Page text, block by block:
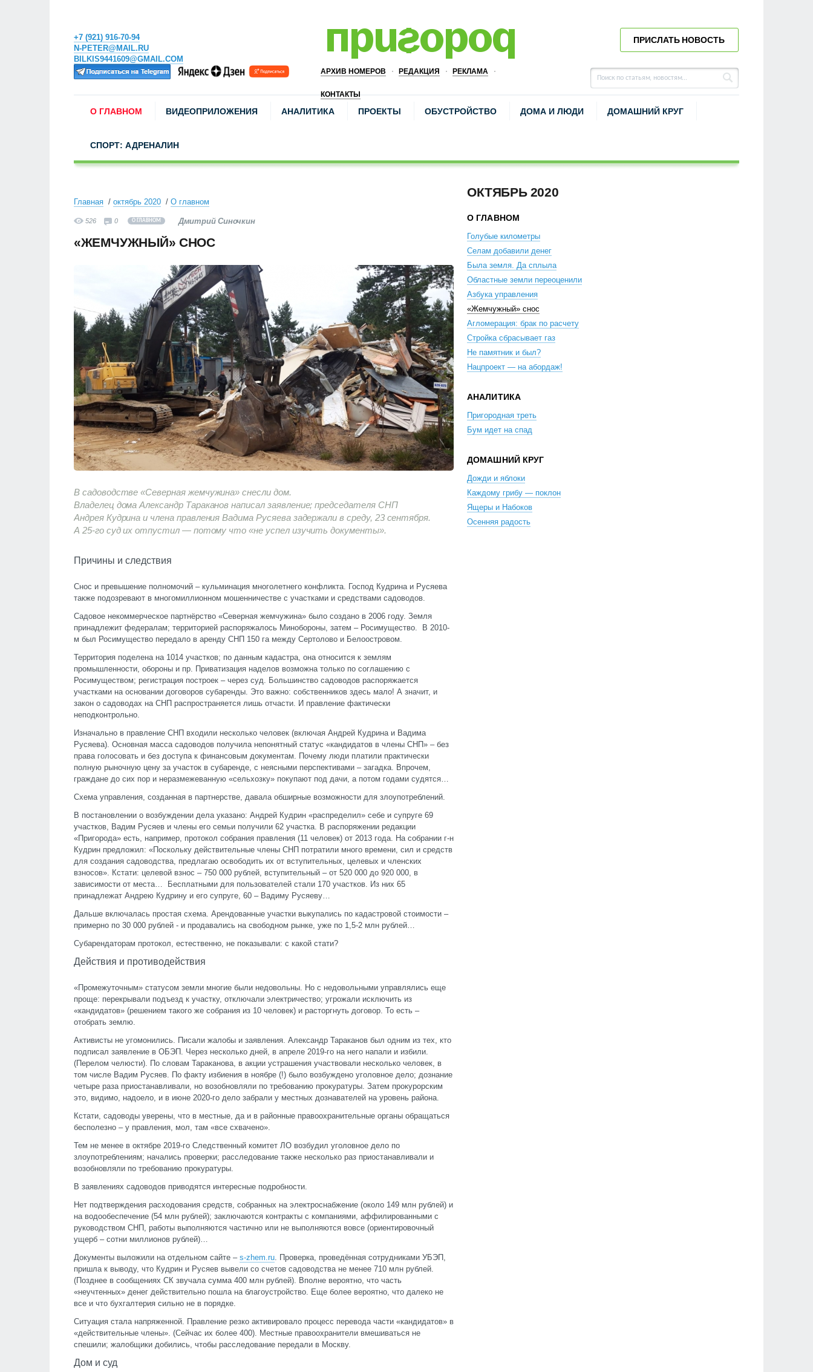
+7 (921) 916-70-94
N-PETER@MAIL.RU
BILKIS9441609@GMAIL.COM
АРХИВ НОМЕРОВ РЕДАКЦИЯ РЕКЛАМА
КОНТАКТЫ
ПРИСЛАТЬ НОВОСТЬ
О ГЛАВНОМ ВИДЕОПРИЛОЖЕНИЯ АНАЛИТИКА ПРОЕКТЫ ОБУСТРОЙСТВО ДОМА И ЛЮДИ ДОМАШНИЙ КРУГ
СПОРТ: АДРЕНАЛИН
Главная октябрь 2020 О главном
526 0 О ГЛАВНОМ Дмитрий Синочкин
«ЖЕМЧУЖНЫЙ» СНОС
В садоводстве «Северная жемчужина» снесли дом.
Владелец дома Александр Тараканов написал заявление; председателя СНП
Андрея Кудрина и члена правления Вадима Русяева задержали в среду, 23 сентября.
А 25-го суд их отпустил — потому что «не успел изучить документы».
Причины и следствия
Снос и превышение полномочий – кульминация многолетнего конфликта. Господ Кудрина и Русяева
также подозревают в многомиллионном мошенничестве с участками и средствами садоводов.
Садовое некоммерческое партнёрство «Северная жемчужина» было создано в 2006 году. Земля
принадлежит федералам; территорией распоряжалось Минобороны, затем – Росимущество. В 2010-
м был Росимущество передало в аренду СНП 150 га между Сертолово и Белоостровом.
Территория поделена на 1014 участков; по данным кадастра, она относится к землям
промышленности, обороны и пр. Приватизация наделов возможна только по соглашению с
Росимуществом; регистрация построек – через суд. Большинство садоводов распоряжается
участками на основании договоров субаренды. Это важно: собственников здесь мало! А значит, и
закон о садоводах на СНП распространяется лишь отчасти. И правление фактически
неподконтрольно.
Изначально в правление СНП входили несколько человек (включая Андрей Кудрина и Вадима
Русяева). Основная масса садоводов получила непонятный статус «кандидатов в члены СНП» – без
права голосовать и без доступа к финансовым документам. Почему люди платили практически
полную рыночную цену за участок в субаренде, с неясными перспективами – загадка. Впрочем,
граждане до сих пор и неразмежеванную «сельхозку» покупают под дачи, а потом годами судятся…
Схема управления, созданная в партнерстве, давала обширные возможности для злоупотреблений.
В постановлении о возбуждении дела указано: Андрей Кудрин «распределил» себе и супруге 69
участков, Вадим Русяев и члены его семьи получили 62 участка. В распоряжении редакции
«Пригорода» есть, например, протокол собрания правления (11 человек) от 2013 года. На собрании г-н
Кудрин предложил: «Поскольку действительные члены СНП потратили много времени, сил и средств
для создания садоводства, предлагаю освободить их от вступительных, целевых и членских
взносов». Кстати: целевой взнос – 750 000 рублей, вступительный – от 520 000 до 920 000, в
зависимости от места… Бесплатными для пользователей стали 170 участков. Из них 65
принадлежат Андрею Кудрину и его супруге, 60 – Вадиму Русяеву…
Дальше включалась простая схема. Арендованные участки выкупались по кадастровой стоимости –
примерно по 30 000 рублей - и продавались на свободном рынке, уже по 1,5-2 млн рублей…
Субарендаторам протокол, естественно, не показывали: с какой стати?
Действия и противодействия
«Промежуточным» статусом земли многие были недовольны. Но с недовольными управлялись еще
проще: перекрывали подъезд к участку, отключали электричество; угрожали исключить из
«кандидатов» (решением такого же собрания из 10 человек) и расторгнуть договор. То есть –
отобрать землю.
Активисты не угомонились. Писали жалобы и заявления. Александр Тараканов был одним из тех, кто
подписал заявление в ОБЭП. Через несколько дней, в апреле 2019-го на него напали и избили.
(Перелом челюсти). По словам Тараканова, в акции устрашения участвовали несколько человек, в
том числе Вадим Русяев. По факту избиения в ноябре (!) было возбуждено уголовное дело; дознание
четыре раза приостанавливали, но возобновляли по требованию прокуратуры. Затем прокурорским
это, видимо, надоело, и в июне 2020-го дело забрали у местных дознавателей на уровень района.
Кстати, садоводы уверены, что в местные, да и в районные правоохранительные органы обращаться
бесполезно – у правления, мол, там «все схвачено».
Тем не менее в октябре 2019-го Следственный комитет ЛО возбудил уголовное дело по
злоупотреблениям; начались проверки; расследование также несколько раз приостанавливали и
возобновляли по требованию прокуратуры.
В заявлениях садоводов приводятся интересные подробности.
Нет подтверждения расходования средств, собранных на электроснабжение (около 149 млн рублей) и
на водообеспечение (54 млн рублей); заключаются контракты с компаниями, аффилированными с
руководством СНП, работы выполняются частично или не выполняются вовсе (ориентировочный
ущерб – сотни миллионов рублей)…
Документы выложили на отдельном сайте – s-zhem.ru. Проверка, проведённая сотрудниками УБЭП,
пришла к выводу, что Кудрин и Русяев вывели со счетов садоводства не менее 710 млн рублей.
(Позднее в сообщениях СК звучала сумма 400 млн рублей). Вполне вероятно, что часть
«неучтенных» денег действительно пошла на благоустройство. Еще более вероятно, что далеко не
все и что бухгалтерия сильно не в порядке.
Ситуация стала напряженной. Правление резко активировало процесс перевода части «кандидатов» в
«действительные члены». (Сейчас их более 400). Местные правоохранители вмешиваться не
спешили; жалобщики добились, чтобы расследование передали в Москву.
Дом и суд
ОКТЯБРЬ 2020
О ГЛАВНОМ
Голубые километры
Селам добавили денег
Была земля. Да сплыла
Областные земли переоценили
Азбука управления
«Жемчужный» снос
Агломерация: брак по расчету
Стройка сбрасывает газ
Не памятник и был?
Нацпроект — на абордаж!
АНАЛИТИКА
Пригородная треть
Бум идет на спад
ДОМАШНИЙ КРУГ
Дожди и яблоки
Каждому грибу — поклон
Ящеры и Набоков
Осенняя радость